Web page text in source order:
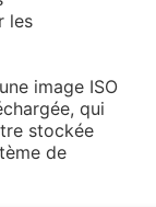
les
image ISO
qui
stockée
de